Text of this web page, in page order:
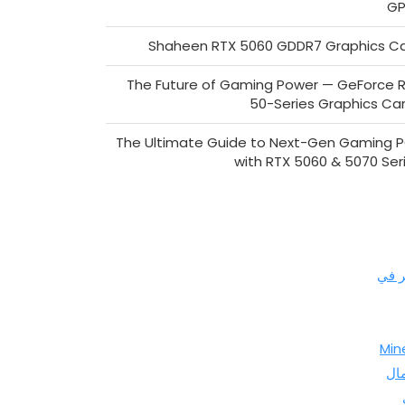
Shaheen RTX 5060 GDDR7 Graphics
The Future of Gaming Power — GeForce
50-Series Graphics
The Ultimate Guide to Next-Gen Gaming
with RTX 5060 & 5070
في